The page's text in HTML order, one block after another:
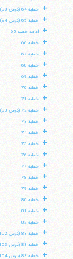
+ خطبه 64 (درس 93)
+ خطبه 65 (درس 94)
+ ادامه خطبه 65
+ خطبه 66
+ خطبه 67
+ خطبه 68
+ خطبه 69
+ خطبه 70
+ خطبه 71
+ خطبه 72 (درس 98)
+ خطبه 73
+ خطبه 74
+ خطبه 75
+ خطبه 76
+ خطبه 77
+ خطبه 78
+ خطبه 79
+ خطبه 80
+ خطبه 81
+ خطبه 82
+ خطبه 83 (درس 102)
+ خطبه 83 (درس 103)
+ خطبه 83 (درس 104)